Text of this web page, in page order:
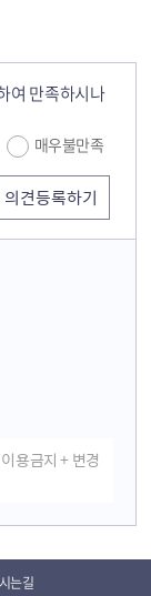
여 만족하시나
매우불만족
용금지 + 변경
는길